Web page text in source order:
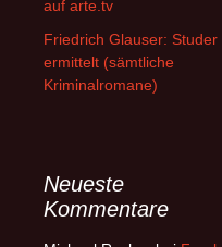
auf arte.tv
Friedrich Glauser: Studer
ermittelt (sämtliche
Kriminalromane)
Neueste
Kommentare